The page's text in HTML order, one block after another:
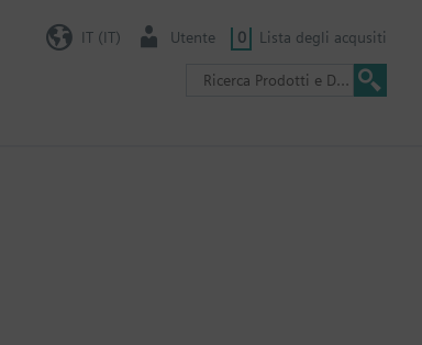
IT (IT) Utente 0 Lista degli acqusiti